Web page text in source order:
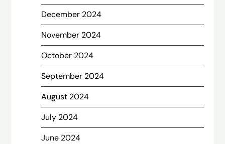
December 2024
November 2024
October 2024
September 2024
August 2024
July 2024
June 2024